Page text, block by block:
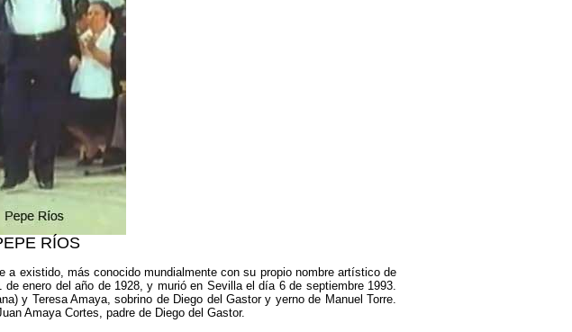
RÍOS
a existido, más conocido mundialmente con su propio nombre artístico de
enero del año de 1928, y murió en Sevilla el día 6 de septiembre 1993.
y Teresa Amaya, sobrino de Diego del Gastor y yerno de Manuel Torre.
Amaya Cortes, padre de Diego del Gastor.